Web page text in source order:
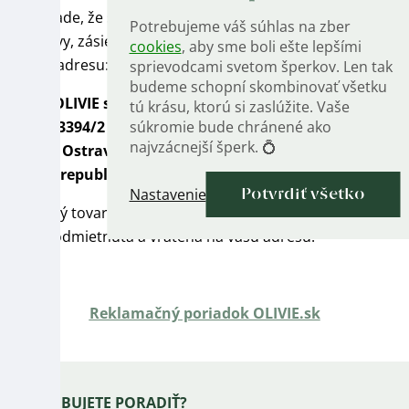
Potrebujeme váš súhlas na zber
cookies, aby sme boli ešte lepšími
sprievodcami svetom šperkov. Len tak
budeme schopní skombinovať všetku
tú krásu, ktorú si zaslúžite. Vaše
súkromie bude chránené ako
najvzácnejší šperk. 💍
Nastavenie Potvrdiť všetko
V prípade, že si vo formulári nevyberiete iný druh
dopravy, zásielku stačí poslať ako doporučený list do
ČR na adresu:
Moje OLIVIE s.r.o.
Důlní 3394/2
702 00 Ostrava
Česká republika
Vrátený tovar nezasielajte na dobierku. Takáto zásielka
bude odmietnutá a vrátená na vašu adresu.
Reklamačný poriadok OLIVIE.sk
Zápätie
POTREBUJETE PORADIŤ?